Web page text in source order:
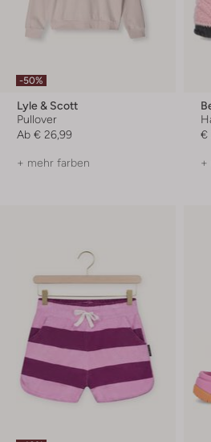
-50%
Lyle & Scott
Pullover
Ab € 26,99
+ mehr farben
€
+